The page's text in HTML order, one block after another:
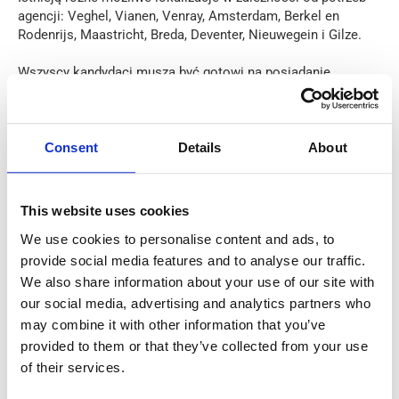
Consent Details About
This website uses cookies
We use cookies to personalise content and ads, to
provide social media features and to analyse our traffic.
We also share information about your use of our site with
our social media, advertising and analytics partners who
may combine it with other information that you’ve
provided to them or that they’ve collected from your use
of their services.
agencji: Veghel, Vianen, Venray, Amsterdam, Berkel en
Rodenrijs, Maastricht, Breda, Deventer, Nieuwegein i Gilze.
Wszyscy kandydaci muszą być gotowi na posiadanie
Wymagania:
musisz:
Doświadczenie i gotowość do pracy w mroźni w
temperaturze -24 stopni
Być gotowym do szybkiej pracy i popełniać jak
najmniej błędów;
Doświadczenie w pracy przy kompletacji zamówień z
użyciem skanera i EPT (elektroniczny wózek
paletowy) jest zaletą;